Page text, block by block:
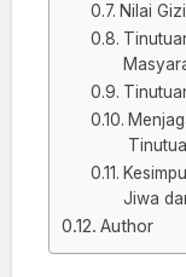
Nilai
Jiwa
Author